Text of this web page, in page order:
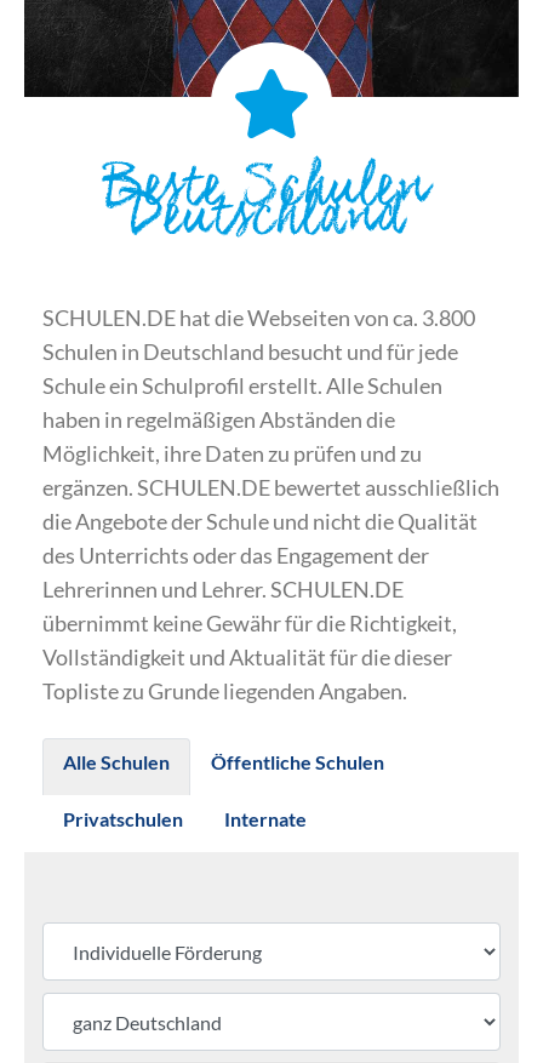
Beste Schulen
Deutschland
SCHULEN.DE hat die Webseiten von ca. 3.800
Schulen in Deutschland besucht und für jede
Schule ein Schulprofil erstellt. Alle Schulen
haben in regelmäßigen Abständen die
Möglichkeit, ihre Daten zu prüfen und zu
ergänzen. SCHULEN.DE bewertet ausschließlich
die Angebote der Schule und nicht die Qualität
des Unterrichts oder das Engagement der
Lehrerinnen und Lehrer. SCHULEN.DE
übernimmt keine Gewähr für die Richtigkeit,
Vollständigkeit und Aktualität für die dieser
Topliste zu Grunde liegenden Angaben.
Alle Schulen Öffentliche Schulen
Privatschulen Internate